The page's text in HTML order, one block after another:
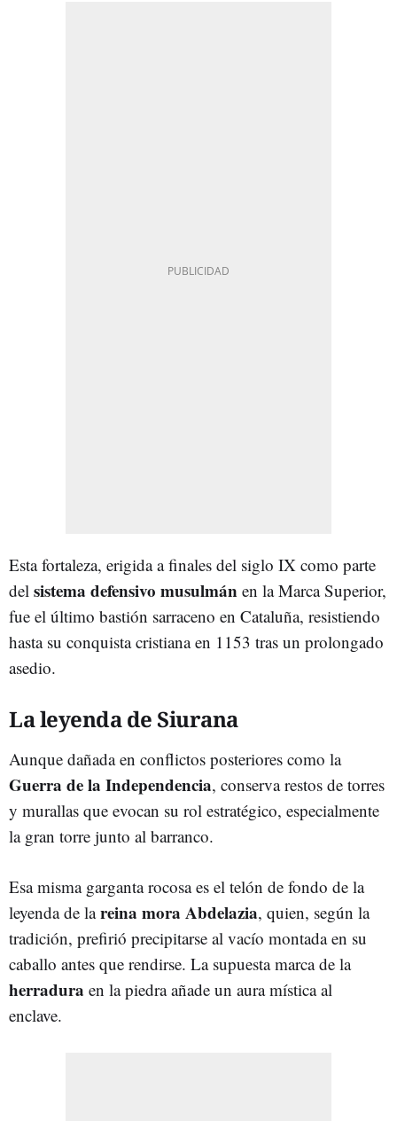
Esta fortaleza, erigida a finales del siglo IX como parte
del sistema defensivo musulmán en la Marca Superior,
fue el último bastión sarraceno en Cataluña, resistiendo
hasta su conquista cristiana en 1153 tras un prolongado
asedio.
La leyenda de Siurana
Aunque dañada en conflictos posteriores como la
Guerra de la Independencia, conserva restos de torres
y murallas que evocan su rol estratégico, especialmente
la gran torre junto al barranco.
Esa misma garganta rocosa es el telón de fondo de la
leyenda de lareina mora Abdelazia, quien, según la
tradición, prefirió precipitarse al vacío montada en su
caballo antes que rendirse. La supuesta marca de la
herradura en la piedra añade un aura mística al
enclave.